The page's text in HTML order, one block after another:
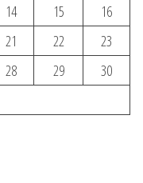
14 15
16
21 22
23
28 29
30